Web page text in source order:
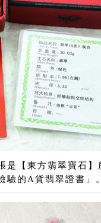
是【東方翡翠寶石
驗的A貨翡翠證書」